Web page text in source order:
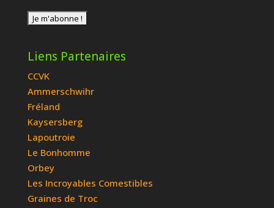
Liens Partenaires
CCVK
Ammerschwihr
Fréland
Kaysersberg
Lapoutroie
Le Bonhomme
Orbey
Les Incroyables Comestibles
Graines de Troc